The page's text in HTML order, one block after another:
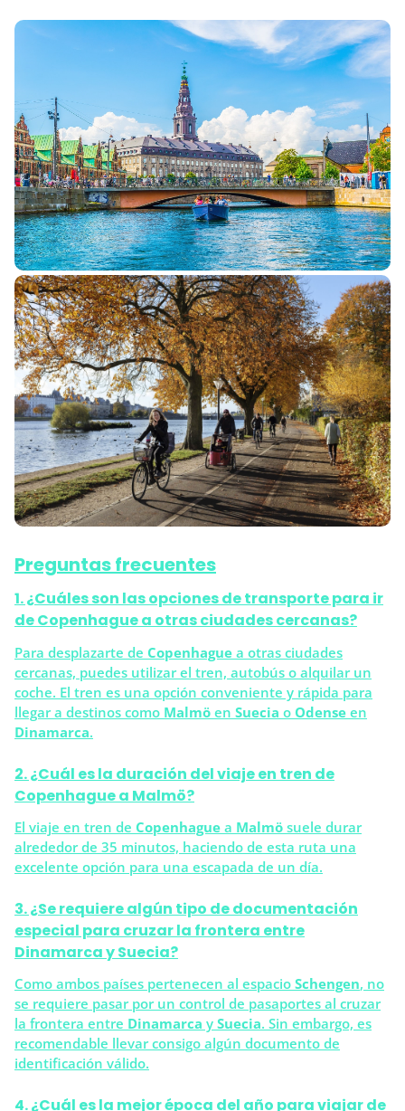
Preguntas frecuentes
1. ¿Cuáles son las opciones de transporte para ir
de Copenhague a otras ciudades cercanas?
Para desplazarte de Copenhague a otras ciudades
cercanas, puedes utilizar el tren, autobús o alquilar un
coche. El tren es una opción conveniente y rápida para
llegar a destinos como Malmö en Suecia o Odense en
Dinamarca.
2. ¿Cuál es la duración del viaje en tren de
Copenhague a Malmö?
El viaje en tren de Copenhague a Malmö suele durar
alrededor de 35 minutos, haciendo de esta ruta una
excelente opción para una escapada de un día.
3. ¿Se requiere algún tipo de documentación
especial para cruzar la frontera entre
Dinamarca y Suecia?
Como ambos países pertenecen al espacio Schengen, no
se requiere pasar por un control de pasaportes al cruzar
la frontera entre Dinamarca y Suecia. Sin embargo, es
recomendable llevar consigo algún documento de
identificación válido.
4. ¿Cuál es la mejor época del año para viajar de